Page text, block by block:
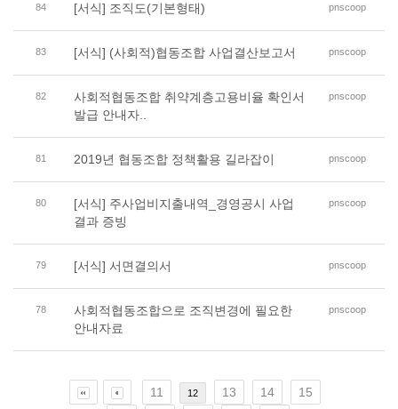
84 [서식] 조직도(기본형태) pnscoop
83 [서식] (사회적)협동조합 사업결산보고서 pnscoop
82
사회적협동조합 취약계층고용비율 확인서
발급 안내자..
pnscoop
81 2019년 협동조합 정책활용 길라잡이 pnscoop
80
[서식] 주사업비지출내역_경영공시 사업
결과 증빙
pnscoop
79 [서식] 서면결의서 pnscoop
78
사회적협동조합으로 조직변경에 필요한
안내자료
pnscoop
11 12 13 14
15